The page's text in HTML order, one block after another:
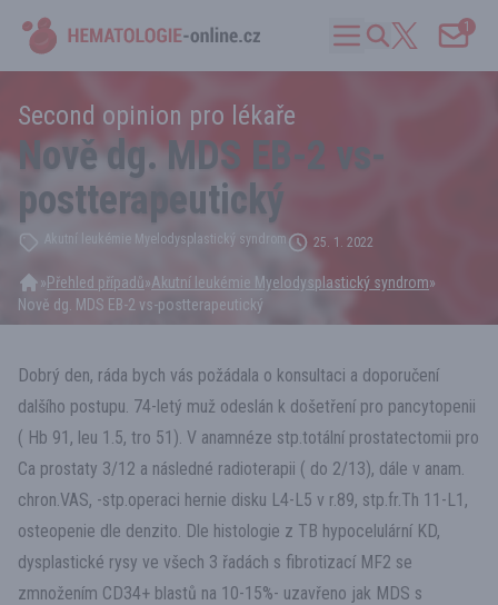
1
Second opinion pro lékaře
Nově dg. MDS EB-2 vs-
postterapeutický
Akutní leukémie Myelodysplastický syndrom 25. 1. 2022
»Přehled případů»Akutní leukémie Myelodysplastický syndrom»
Nově dg. MDS EB-2 vs-postterapeutický
Dobrý den, ráda bych vás požádala o konsultaci a doporučení
dalšího postupu. 74-letý muž odeslán k došetření pro pancytopenii
( Hb 91, leu 1.5, tro 51). V anamnéze stp.totální prostatectomii pro
Ca prostaty 3/12 a následné radioterapii ( do 2/13), dále v anam.
chron.VAS, -stp.operaci hernie disku L4-L5 v r.89, stp.fr.Th 11-L1,
osteopenie dle denzito. Dle histologie z TB hypocelulární KD,
dysplastické rysy ve všech 3 řadách s fibrotizací MF2 se
zmnožením CD34+ blastů na 10-15%- uzavřeno jak MDS s